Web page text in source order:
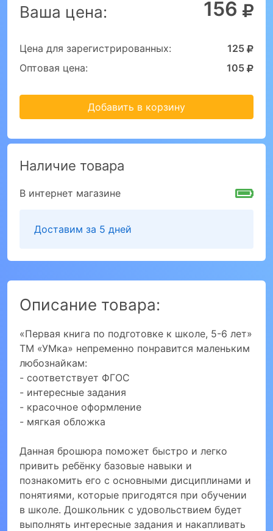
Ваша цена: 156
Цена для зарегистрированных:
125
Оптовая цена:
105
Добавить в корзину
Наличие товара
В интернет магазине
Доставим за 5 дней
Описание товара:
«Первая книга по подготовке к школе, 5-6 лет»
ТМ «УМка» непременно понравится маленьким
любознайкам:
- соответствует ФГОС
- интересные задания
- красочное оформление
- мягкая обложка
Данная брошюра поможет быстро и легко
привить ребёнку базовые навыки и
познакомить его с основными дисциплинами и
понятиями, которые пригодятся при обучении
в школе. Дошкольник с удовольствием будет
выполнять интересные задания и накапливать